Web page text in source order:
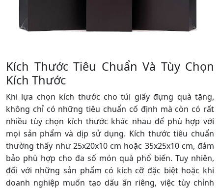
Kích Thước Tiêu Chuẩn Và Tùy Chọn
Kích Thước
Khi lựa chọn kích thước cho túi giấy đựng quà tặng,
không chỉ có những tiêu chuẩn cố định mà còn có rất
nhiều tùy chọn kích thước khác nhau để phù hợp với
mọi sản phẩm và dịp sử dụng. Kích thước tiêu chuẩn
thường thấy như 25x20x10 cm hoặc 35x25x10 cm, đảm
bảo phù hợp cho đa số món quà phổ biến. Tuy nhiên,
đối với những sản phẩm có kích cỡ đặc biệt hoặc khi
doanh nghiệp muốn tạo dấu ấn riêng, việc tùy chỉnh